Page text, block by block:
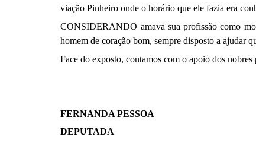
viação Pinheiro onde o horário que ele fazia era
CONSIDERANDO amava sua profissão como
homem de coração bom, sempre disposto a ajudar
Face do exposto, contamos com o apoio dos
FERNANDA PESSOA
DEPUTADA